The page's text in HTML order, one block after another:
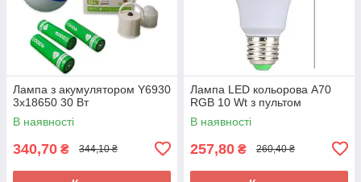
Лампа з акумулятором Y6930
3x18650 30 Вт
В наявності
340,70 ₴ 344,10 ₴
Лампа LED кольорова A70
RGB 10 Wt з пультом
В наявності
257,80 ₴ 260,40 ₴